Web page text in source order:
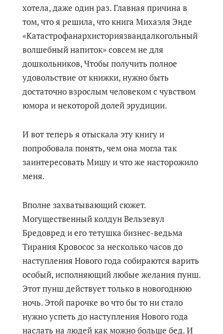
хотела, даже один раз. Главная причина в
том, что я решила, что книга Михаэля Энде
«Катастрофанархисториязвандалкогольный
волшебный напиток» совсем не для
дошкольников, Чтобы получить полное
удовольствие от книжки, нужно быть
достаточно взрослым человеком с чувством
юмора и некоторой долей эрудиции.
И вот теперь я отыскала эту книгу и
попробовала понять, чем она могла так
заинтересовать Мишу и что же насторожило
меня.
Вполне захватывающий сюжет.
Могущественный колдун Вельзевул
Бредовред и его тетушка бизнес-ведьма
Тирания Кровосос за несколько часов до
наступления Нового года собираются варить
особый, исполняющий любые желания пунш.
Этот пунш действует только в новогоднюю
ночь. Этой парочке во что бы то ни стало
нужно успеть до наступления Нового года
наслать на людей как можно больше бед. И